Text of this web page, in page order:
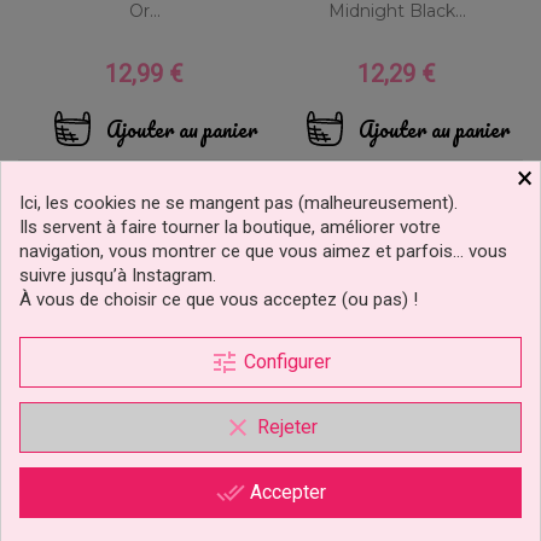
Or...
Prix
12,99 €
Ajouter au panier
Midnight Black...
Prix
12,29 €
Ajouter au panier
Paillettes En Spray Or Clair
Paillettes En Spray Or
×
Ici, les cookies ne se mangent pas (malheureusement).
Ils servent à faire tourner la boutique, améliorer votre
navigation, vous montrer ce que vous aimez et parfois… vous
suivre jusqu’à Instagram.
À vous de choisir ce que vous acceptez (ou pas) !
tune Configurer
clear Rejeter
done_all Accepter